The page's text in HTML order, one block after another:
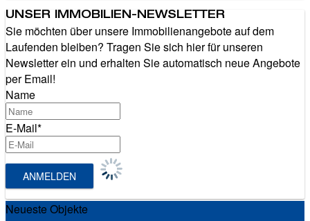
UNSER IMMOBILIEN-NEWSLETTER
Sie möchten über unsere Immobilienangebote auf dem
Laufenden bleiben? Tragen Sie sich hier für unseren
Newsletter ein und erhalten Sie automatisch neue Angebote
per Email!
Name
E-Mail*
Neueste Objekte